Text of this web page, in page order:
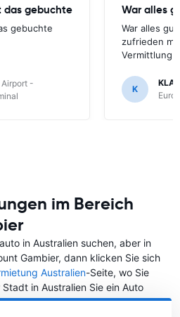
das gebuchte
gebuchte
-
War alles
War alles
zufrieden
Vermittlung
K
im Bereich
in Australien suchen, aber in
Gambier, dann klicken Sie sich
Australien-Seite, wo Sie
in Australien Sie ein Auto